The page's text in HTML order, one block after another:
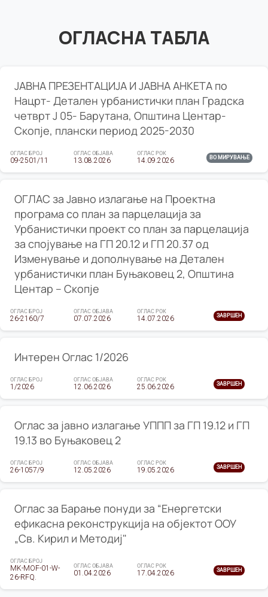
ОГЛАСНА ТАБЛА
ЈАВНА ПРЕЗЕНТАЦИЈА И ЈАВНА АНКЕТА по
Нацрт- Детален урбанистички план Градска
четврт Ј 05- Барутана, Општина Центар-
Скопје, плански период 2025-2030
ОГЛАС БРОЈ
09-2501/11
ОГЛАС ОБЈАВА
13.08.2026
ОГЛАС РОК
14.09.2026 ВО МИРУВАЊЕ
ОГЛАС за Јавно излагање на Проектна
програма со план за парцелација за
Урбанистички проект со план за парцелација
за спојување на ГП 20.12 и ГП 20.37 од
Изменување и дополнување на Детален
урбанистички план Буњаковец 2, Општина
Центар – Скопје
ОГЛАС БРОЈ
26-2160/7
ОГЛАС ОБЈАВА
07.07.2026
ОГЛАС РОК
14.07.2026 ЗАВРШЕН
Интерен Оглас 1/2026
ОГЛАС БРОЈ
1/2026
ОГЛАС ОБЈАВА
12.06.2026
ОГЛАС РОК
25.06.2026 ЗАВРШЕН
Оглас за јавно излагање УППП за ГП 19.12 и ГП
19.13 во Буњаковец 2
ОГЛАС БРОЈ
26-1057/9
ОГЛАС ОБЈАВА
12.05.2026
ОГЛАС РОК
19.05.2026 ЗАВРШЕН
Оглас за Барање понуди за “Енергетски
ефикасна реконструкција на објектот ООУ
„Св. Кирил и Методиј"
ОГЛАС БРОЈ
MK-MOF-01-W-
26-RFQ.
ОГЛАС ОБЈАВА
01.04.2026
ОГЛАС РОК
17.04.2026 ЗАВРШЕН